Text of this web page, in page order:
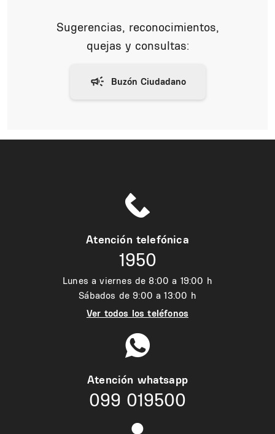
Sugerencias, reconocimientos,
quejas y consultas:
Atención telefónica
1950
Lunes a viernes de 8:00 a 19:00 h
Sábados de 9:00 a 13:00 h
Ver todos los teléfonos
Atención whatsapp
099 019500